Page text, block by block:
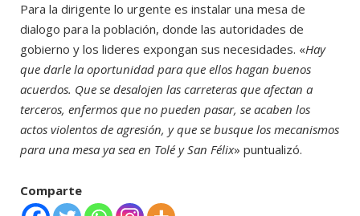
Para la dirigente lo urgente es instalar una mesa de
dialogo para la población, donde las autoridades de
gobierno y los lideres expongan sus necesidades. «Hay
que darle la oportunidad para que ellos hagan buenos
acuerdos. Que se desalojen las carreteras que afectan a
terceros, enfermos que no pueden pasar, se acaben los
actos violentos de agresión, y que se busque los mecanismos
para una mesa ya sea en Tolé y San Félix» puntualizó.
Comparte